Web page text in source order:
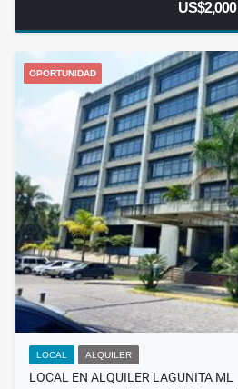
US$2,000
OPORTUNIDAD
LOCAL ALQUILER
LOCAL EN ALQUILER LAGUNITA ML